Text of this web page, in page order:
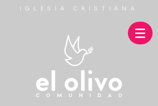
IGLESIA CRISTIANA